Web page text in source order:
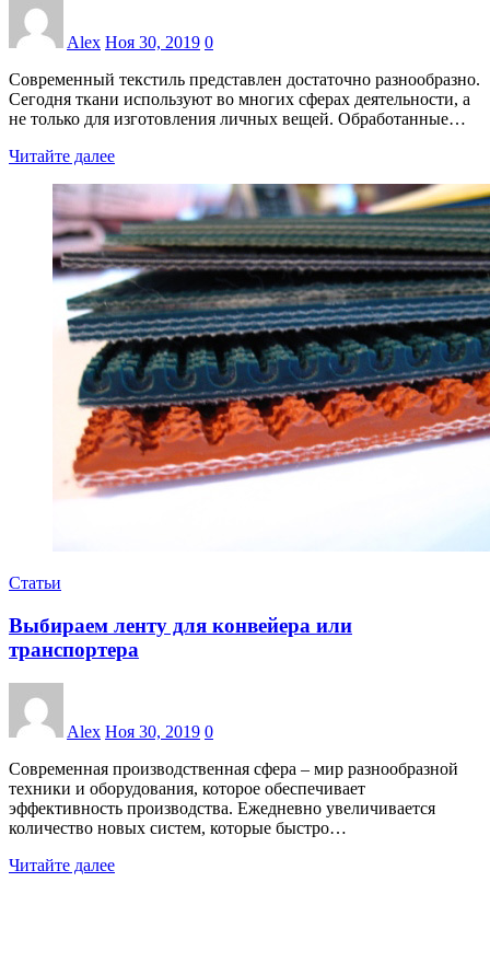
Alex Ноя 30, 2019 0
Современный текстиль представлен достаточно разнообразно.
Сегодня ткани используют во многих сферах деятельности, а
не только для изготовления личных вещей. Обработанные…
Читайте далее
Статьи
Выбираем ленту для конвейера или
транспортера
Alex Ноя 30, 2019 0
Современная производственная сфера – мир разнообразной
техники и оборудования, которое обеспечивает
эффективность производства. Ежедневно увеличивается
количество новых систем, которые быстро…
Читайте далее